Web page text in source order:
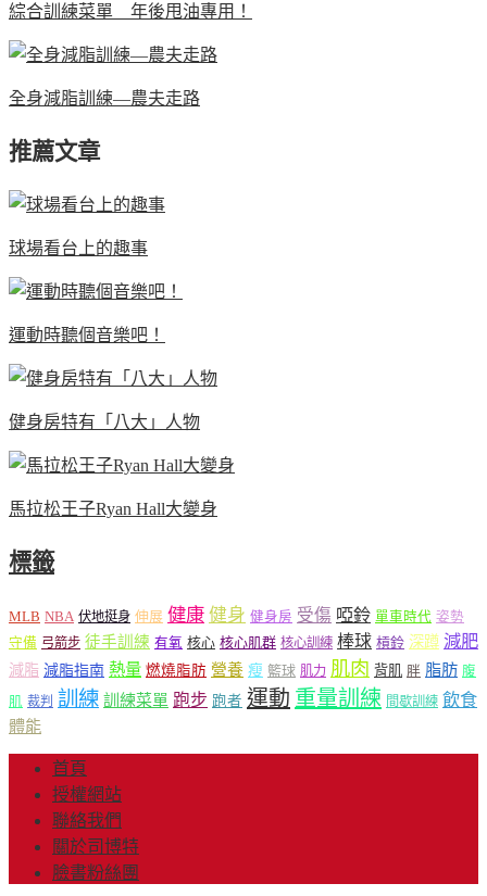
綜合訓練菜單 年後甩油專用！
全身減脂訓練—農夫走路
推薦文章
球場看台上的趣事
運動時聽個音樂吧！
健身房特有「八大」人物
馬拉松王子Ryan Hall大變身
標籤
MLB NBA 伏地挺身 伸展 健康 健身 健身房 受傷 啞鈴 單車時代 姿勢
守備 弓箭步 徒手訓練 有氧 核心 核心肌群 核心訓練 棒球 槓鈴 深蹲 減肥
減脂 減脂指南 熱量 燃燒脂肪 營養 瘦 籃球 肌力 肌肉 背肌 胖 脂肪 腹
肌 裁判 訓練 訓練菜單 跑步 跑者 運動 重量訓練 間歇訓練 飲食
體能
首頁
授權網站
聯絡我們
關於司博特
臉書粉絲團